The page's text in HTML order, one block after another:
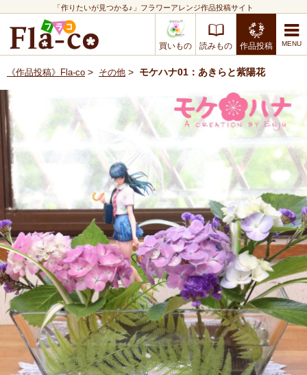
「作りたいが見つかる♪」フラワーアレンジ作品投稿サイト
買いもの 読みもの 作品投稿
《作品投稿》Fla-co > その他 > モケハナ01：あきらと紫陽花